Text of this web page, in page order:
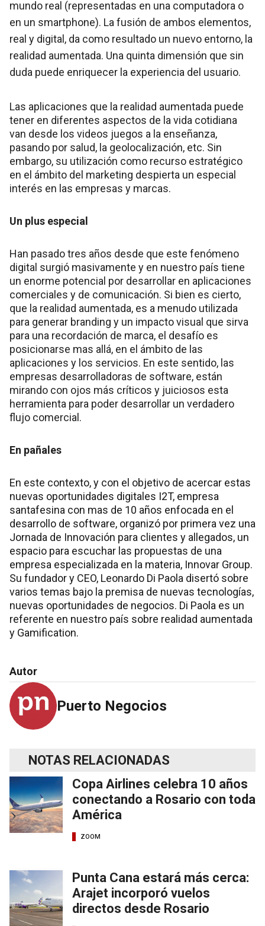
mundo real (representadas en una computadora o
en un smartphone). La fusión de ambos elementos,
real y digital, da como resultado un nuevo entorno, la
realidad aumentada. Una quinta dimensión que sin
duda puede enriquecer la experiencia del usuario.
Las aplicaciones que la realidad aumentada puede
tener en diferentes aspectos de la vida cotidiana
van desde los videos juegos a la enseñanza,
pasando por salud, la geolocalización, etc. Sin
embargo, su utilización como recurso estratégico
en el ámbito del marketing despierta un especial
interés en las empresas y marcas.
Un plus especial
Han pasado tres años desde que este fenómeno
digital surgió masivamente y en nuestro país tiene
un enorme potencial por desarrollar en aplicaciones
comerciales y de comunicación. Si bien es cierto,
que la realidad aumentada, es a menudo utilizada
para generar branding y un impacto visual que sirva
para una recordación de marca, el desafío es
posicionarse mas allá, en el ámbito de las
aplicaciones y los servicios. En este sentido, las
empresas desarrolladoras de software, están
mirando con ojos más críticos y juiciosos esta
herramienta para poder desarrollar un verdadero
flujo comercial.
En pañales
En este contexto, y con el objetivo de acercar estas
nuevas oportunidades digitales I2T, empresa
santafesina con mas de 10 años enfocada en el
desarrollo de software, organizó por primera vez una
Jornada de Innovación para clientes y allegados, un
espacio para escuchar las propuestas de una
empresa especializada en la materia, Innovar Group.
Su fundador y CEO, Leonardo Di Paola disertó sobre
varios temas bajo la premisa de nuevas tecnologías,
nuevas oportunidades de negocios. Di Paola es un
referente en nuestro país sobre realidad aumentada
y Gamification.
Autor
Puerto Negocios
NOTAS RELACIONADAS
Copa Airlines celebra 10 años
conectando a Rosario con toda
América
ZOOM
Punta Cana estará más cerca:
Arajet incorporó vuelos
directos desde Rosario